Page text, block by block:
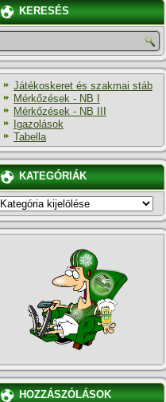
KERESÉS
Játékoskeret és szakmai stáb
Mérkőzések - NB I
Mérkőzések - NB III
Igazolások
Tabella
KATEGÓRIÁK
KATEGÓRIÁK
HOZZÁSZÓLÁSOK